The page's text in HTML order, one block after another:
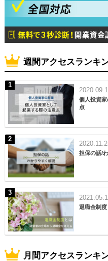
週間アクセスランキ
個人投資
点
担保の話/
退職金制
月間アクセスランキ